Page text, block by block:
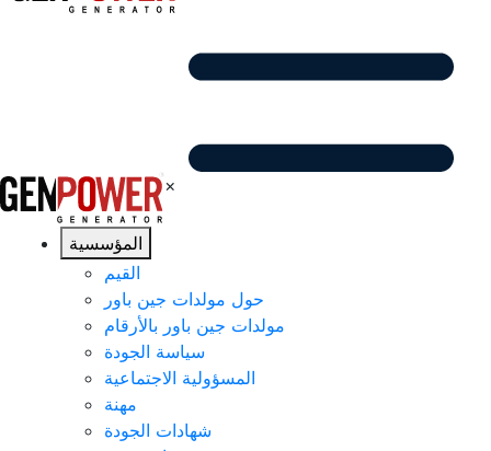
×
المؤسسية
القيم
حول مولدات جين باور
مولدات جين باور بالأرقام
سياسة الجودة
المسؤولية الاجتماعية
مهنة
شهادات الجودة